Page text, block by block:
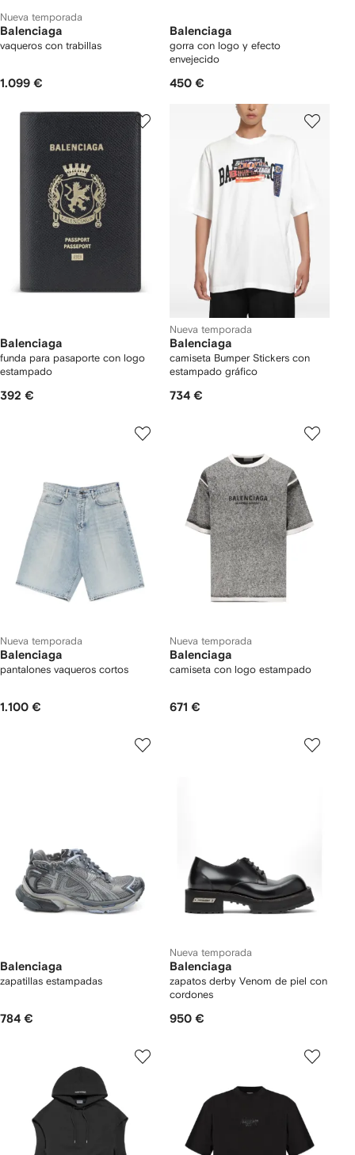
Nueva temporada
Balenciaga
vaqueros con trabillas
1.099 €
Balenciaga
gorra con logo y efecto
envejecido
450 €
Balenciaga
funda para pasaporte con logo
estampado
392 €
Nueva temporada
Balenciaga
camiseta Bumper Stickers con
estampado gráfico
734 €
Nueva temporada
Balenciaga
pantalones vaqueros cortos
1.100 €
Nueva temporada
Balenciaga
camiseta con logo estampado
671 €
Balenciaga
zapatillas estampadas
784 €
Nueva temporada
Balenciaga
zapatos derby Venom de piel con
cordones
950 €